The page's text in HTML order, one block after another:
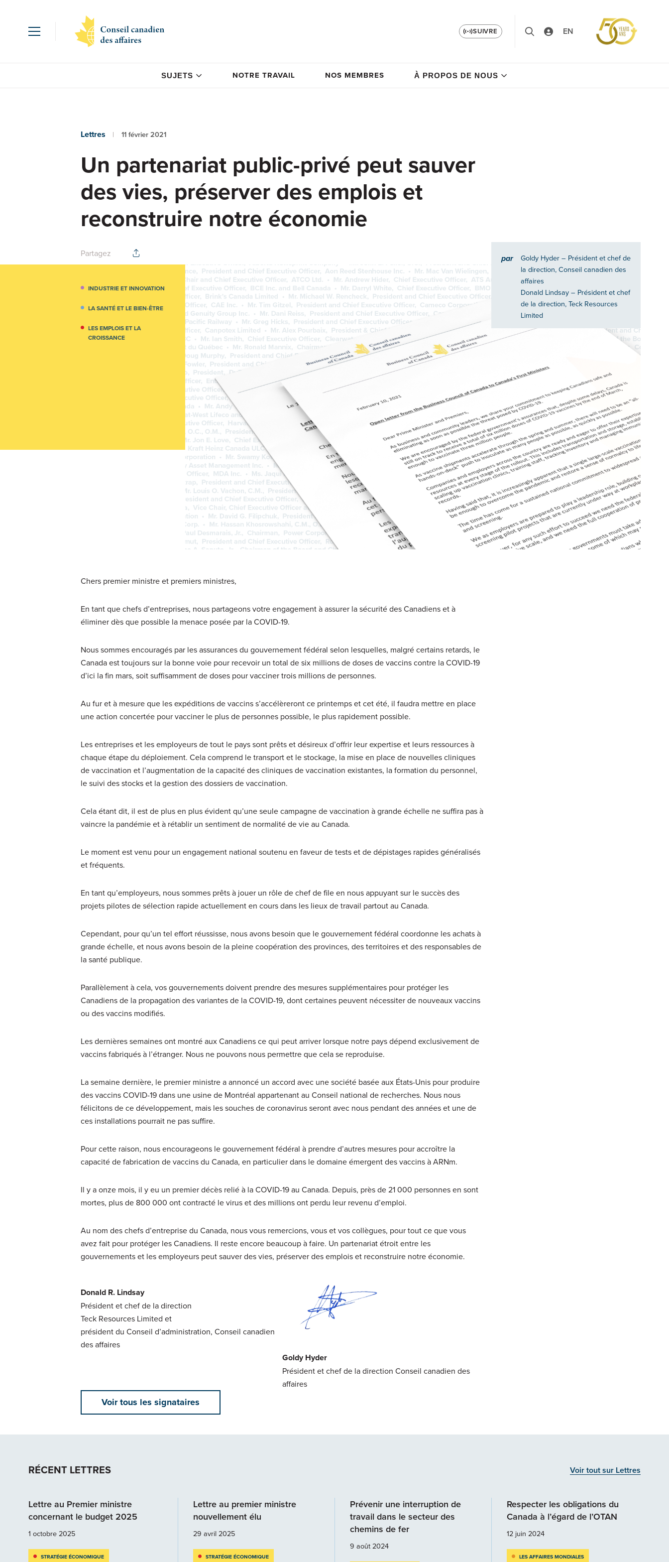
SUIVRE EN
SUJETS NOTRE TRAVAIL NOS MEMBRES À PROPOS DE NOUS
Lettres 11 février 2021
Un partenariat public-privé peut sauver
des vies, préserver des emplois et
reconstruire notre économie
Partagez par Goldy Hyder– Président et chef de
la direction, Conseil canadien des
affaires
Donald Lindsay– Président et chef
de la direction, Teck Resources
Limited
INDUSTRIE ET INNOVATION
LA SANTÉ ET LE BIEN-ÊTRE
LES EMPLOIS ET LA
CROISSANCE
Chers premier ministre et premiers ministres,
En tant que chefs d’entreprises, nous partageons votre engagement à assurer la sécurité des Canadiens et à
éliminer dès que possible la menace posée par la COVID-19.
Nous sommes encouragés par les assurances du gouvernement fédéral selon lesquelles, malgré certains retards, le
Canada est toujours sur la bonne voie pour recevoir un total de six millions de doses de vaccins contre la COVID-19
d’ici la fin mars, soit suffisamment de doses pour vacciner trois millions de personnes.
Au fur et à mesure que les expéditions de vaccins s’accélèreront ce printemps et cet été, il faudra mettre en place
une action concertée pour vacciner le plus de personnes possible, le plus rapidement possible.
Les entreprises et les employeurs de tout le pays sont prêts et désireux d’offrir leur expertise et leurs ressources à
chaque étape du déploiement. Cela comprend le transport et le stockage, la mise en place de nouvelles cliniques
de vaccination et l’augmentation de la capacité des cliniques de vaccination existantes, la formation du personnel,
le suivi des stocks et la gestion des dossiers de vaccination.
Cela étant dit, il est de plus en plus évident qu’une seule campagne de vaccination à grande échelle ne suffira pas à
vaincre la pandémie et à rétablir un sentiment de normalité de vie au Canada.
Le moment est venu pour un engagement national soutenu en faveur de tests et de dépistages rapides généralisés
et fréquents.
En tant qu’employeurs, nous sommes prêts à jouer un rôle de chef de file en nous appuyant sur le succès des
projets pilotes de sélection rapide actuellement en cours dans les lieux de travail partout au Canada.
Cependant, pour qu’un tel effort réussisse, nous avons besoin que le gouvernement fédéral coordonne les achats à
grande échelle, et nous avons besoin de la pleine coopération des provinces, des territoires et des responsables de
la santé publique.
Parallèlement à cela, vos gouvernements doivent prendre des mesures supplémentaires pour protéger les
Canadiens de la propagation des variantes de la COVID-19, dont certaines peuvent nécessiter de nouveaux vaccins
ou des vaccins modifiés.
Les dernières semaines ont montré aux Canadiens ce qui peut arriver lorsque notre pays dépend exclusivement de
vaccins fabriqués à l’étranger. Nous ne pouvons nous permettre que cela se reproduise.
La semaine dernière, le premier ministre a annoncé un accord avec une société basée aux États-Unis pour produire
des vaccins COVID-19 dans une usine de Montréal appartenant au Conseil national de recherches. Nous nous
félicitons de ce développement, mais les souches de coronavirus seront avec nous pendant des années et une de
ces installations pourrait ne pas suffire.
Pour cette raison, nous encourageons le gouvernement fédéral à prendre d’autres mesures pour accroître la
capacité de fabrication de vaccins du Canada, en particulier dans le domaine émergent des vaccins à ARNm.
Il y a onze mois, il y eu un premier décès relié à la COVID-19 au Canada. Depuis, près de 21 000 personnes en sont
mortes, plus de 800 000 ont contracté le virus et des millions ont perdu leur revenu d’emploi.
Au nom des chefs d’entreprise du Canada, nous vous remercions, vous et vos collègues, pour tout ce que vous
avez fait pour protéger les Canadiens. Il reste encore beaucoup à faire. Un partenariat étroit entre les
gouvernements et les employeurs peut sauver des vies, préserver des emplois et reconstruire notre économie.
Donald R. Lindsay
Président et chef de la direction
Teck Resources Limited et
président du Conseil d’administration, Conseil canadien
des affaires
Goldy Hyder
Président et chef de la direction Conseil canadien des
affaires
Voir tous les signataires
RÉCENT LETTRES Voir tout sur Lettres
Lettre au Premier ministre
concernant le budget 2025
1 octobre 2025
STRATÉGIE ÉCONOMIQUE
Lettre au premier ministre
nouvellement élu
29 avril 2025
STRATÉGIE ÉCONOMIQUE
Prévenir une interruption de
travail dans le secteur des
chemins de fer
9 août 2024
Respecter les obligations du
Canada à l’égard de l’OTAN
12 juin 2024
LES AFFAIRES MONDIALES